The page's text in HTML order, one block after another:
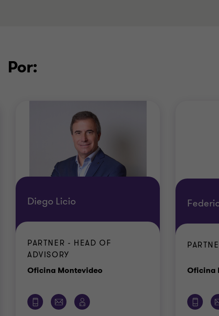
Por:
Diego Licio
PARTNER - HEAD OF
ADVISORY
Oficina Montevideo Oficina